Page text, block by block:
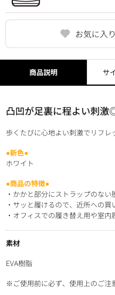
お気に入
商品説明
凸凹が足裏に程よい刺
歩くたびに心地よい刺激でリフ
●新色●
ホワイト
●商品の特徴●
・かかと部分にストラップのな
・サッと履けるので、近所への
・オフィスでの履き替え用や室内
素材
EVA樹脂
※ご使用前に必ず、使用上のご注
サ